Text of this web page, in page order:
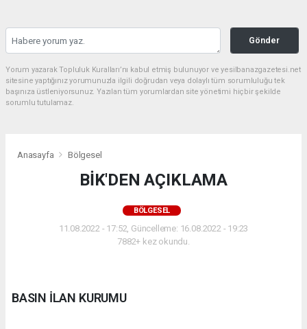
Gönder
Yorum yazarak Topluluk Kuralları’nı kabul etmiş bulunuyor ve yesilbanazgazetesi.net
sitesine yaptığınız yorumunuzla ilgili doğrudan veya dolaylı tüm sorumluluğu tek
başınıza üstleniyorsunuz. Yazılan tüm yorumlardan site yönetimi hiçbir şekilde
sorumlu tutulamaz.
Anasayfa Bölgesel
BİK'DEN AÇIKLAMA
BÖLGESEL
11.08.2022 - 17:52, Güncelleme: 16.08.2022 - 19:23
7882+ kez okundu.
BASIN İLAN KURUMU